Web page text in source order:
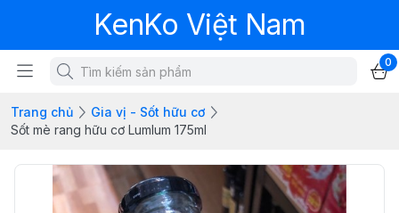
KenKo Việt Nam
0
Trang chủ
Gia vị - Sốt hữu cơ
Sốt mè rang hữu cơ Lumlum 175ml